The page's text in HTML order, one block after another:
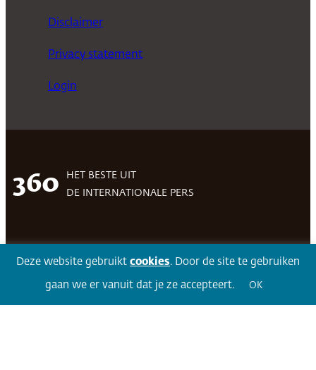
Disclaimer
Privacy statement
Login
360
HET BESTE UIT
DE INTERNATIONALE PERS
Volg 360Facebook LinkedIn Twitter
Deze website gebruikt cookies. Door de site te gebruiken
gaan we er vanuit dat je ze accepteert. OK